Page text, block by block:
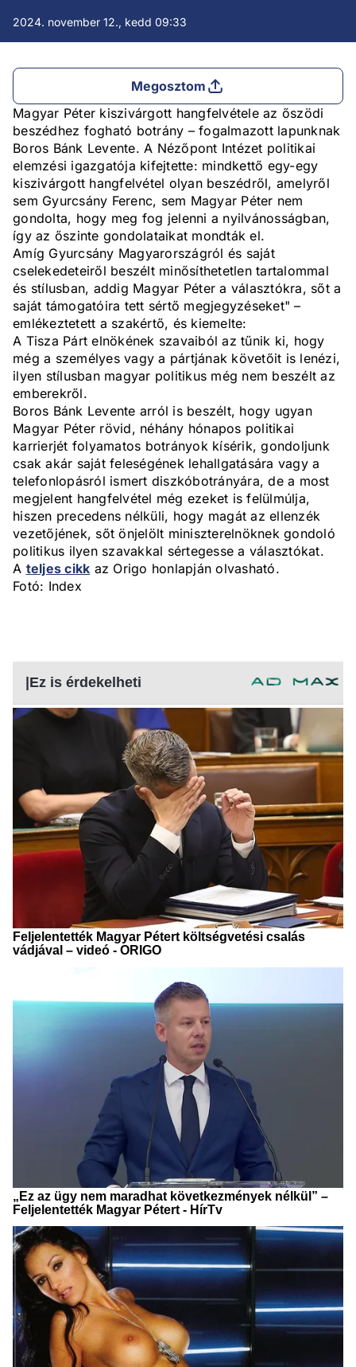
2024. november 12., kedd 09:33
Megosztom
Magyar Péter kiszivárgott hangfelvétele az őszödi
beszédhez fogható botrány – fogalmazott lapunknak
Boros Bánk Levente. A Nézőpont Intézet politikai
elemzési igazgatója kifejtette: mindkettő egy-egy
kiszivárgott hangfelvétel olyan beszédről, amelyről
sem Gyurcsány Ferenc, sem Magyar Péter nem
gondolta, hogy meg fog jelenni a nyilvánosságban,
így az őszinte gondolataikat mondták el.
Amíg Gyurcsány Magyarországról és saját
cselekedeteiről beszélt minősíthetetlen tartalommal
és stílusban, addig Magyar Péter a választókra, sőt a
saját támogatóira tett sértő megjegyzéseket" –
emlékeztetett a szakértő, és kiemelte:
A Tisza Párt elnökének szavaiból az tűnik ki, hogy
még a személyes vagy a pártjának követőit is lenézi,
ilyen stílusban magyar politikus még nem beszélt az
emberekről.
Boros Bánk Levente arról is beszélt, hogy ugyan
Magyar Péter rövid, néhány hónapos politikai
karrierjét folyamatos botrányok kísérik, gondoljunk
csak akár saját feleségének lehallgatására vagy a
telefonlopásról ismert diszkóbotrányára, de a most
megjelent hangfelvétel még ezeket is felülmúlja,
hiszen precedens nélküli, hogy magát az ellenzék
vezetőjének, sőt önjelölt miniszterelnöknek gondoló
politikus ilyen szavakkal sértegesse a választókat.
A teljes cikk az Origo honlapján olvasható.
Fotó: Index